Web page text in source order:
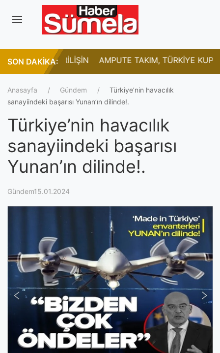
SON DAKİKA:
BİR DİRİLİŞİN
AMPUTE TAKIM, TÜRKİYE KUPASI İÇİN
SAHAYA ÇIKIYOR
Anasayfa Gündem
Türkiye’nin havacılık
sanayiindeki başarısı Yunan’ın dilinde!.
Türkiye’nin havacılık
sanayiindeki başarısı
Yunan’ın dilinde!.
Gündem15.01.2024